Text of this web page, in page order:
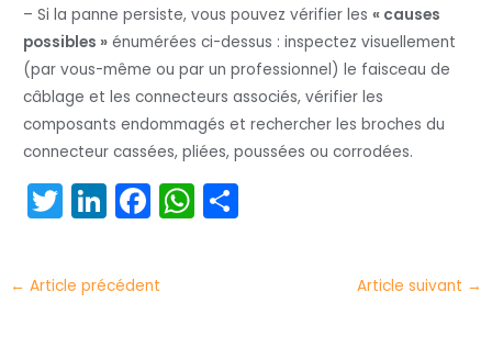
– Si la panne persiste, vous pouvez vérifier les« causes
possibles » énumérées ci-dessus : inspectez visuellement
(par vous-même ou par un professionnel) le faisceau de
câblage et les connecteurs associés, vérifier les
composants endommagés et rechercher les broches du
connecteur cassées, pliées, poussées ou corrodées.
T
itt
er
Li
k
e
F
c
e
W
← Article précédent Article suivant →